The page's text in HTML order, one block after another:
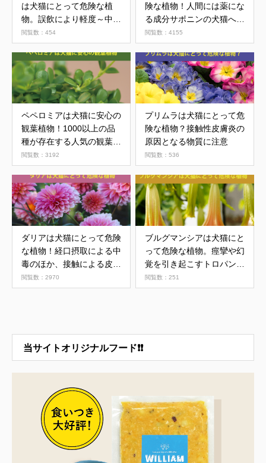
は犬猫にとって危険な植
物。誤飲により軽度～中程
度の中毒症状？
閲覧数：454
険な植物！人間には薬にな
る成分サポニンの犬猫への
影響とは
閲覧数：4155
ペペロミアは犬猫に安心の
観葉植物！1000以上の品
種が存在する人気の観葉植
物
閲覧数：3192
プリムラは犬猫にとって危
険な植物？接触性皮膚炎の
原因となる物質に注意
閲覧数：536
ダリアは犬猫にとって危険
な植物！経口摂取による中
毒のほか、接触による皮膚
炎に注意
閲覧数：2970
ブルグマンシアは犬猫にと
って危険な植物。痙攣や幻
覚を引き起こすトロパンア
ルカロイドとは
閲覧数：251
当サイトオリジナルフード❗❗